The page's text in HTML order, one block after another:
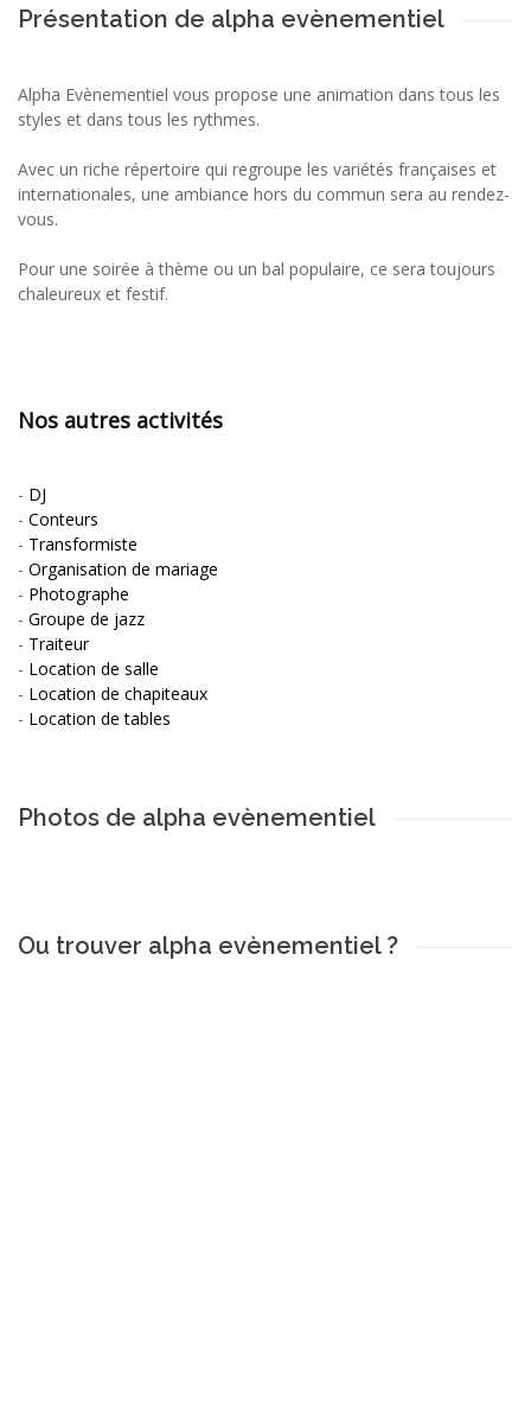
Présentation de alpha evènementiel
Alpha Evènementiel vous propose une animation dans tous les
styles et dans tous les rythmes.
Avec un riche répertoire qui regroupe les variétés françaises et
internationales, une ambiance hors du commun sera au rendez-
vous.
Pour une soirée à thème ou un bal populaire, ce sera toujours
chaleureux et festif.
Nos autres activités
- DJ
- Conteurs
- Transformiste
- Organisation de mariage
- Photographe
- Groupe de jazz
- Traiteur
- Location de salle
- Location de chapiteaux
- Location de tables
Photos de alpha evènementiel
Ou trouver alpha evènementiel ?